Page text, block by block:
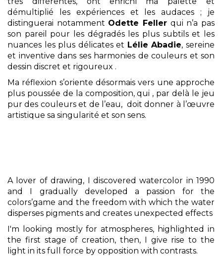
démultiplié les expériences et les audaces ; je
distinguerai notamment Odette Feller qui n’a pas
son pareil pour les dégradés les plus subtils et les
nuances les plus délicates et Lélie Abadie, sereine
et inventive dans ses harmonies de couleurs et son
dessin discret et rigoureux .
Ma réflexion s’oriente désormais vers une approche
plus poussée de la composition, qui , par delà le jeu
pur des couleurs et de l’eau, doit donner à l’œuvre
artistique sa singularité et son sens.
A lover of drawing, I discovered watercolor in 1990
and I gradually developed a passion for the
colors’game and the freedom with which the water
disperses pigments and creates unexpected effects
I'm looking mostly for atmospheres, highlighted in
the first stage of creation, then, I give rise to the
light in its full force by opposition with contrasts.